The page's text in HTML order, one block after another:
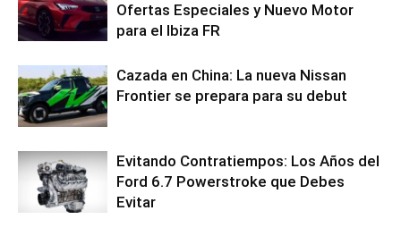
Ofertas Especiales y Nuevo Motor
para el Ibiza FR
Cazada en China: La nueva Nissan
Frontier se prepara para su debut
Evitando Contratiempos: Los Años del
Ford 6.7 Powerstroke que Debes
Evitar